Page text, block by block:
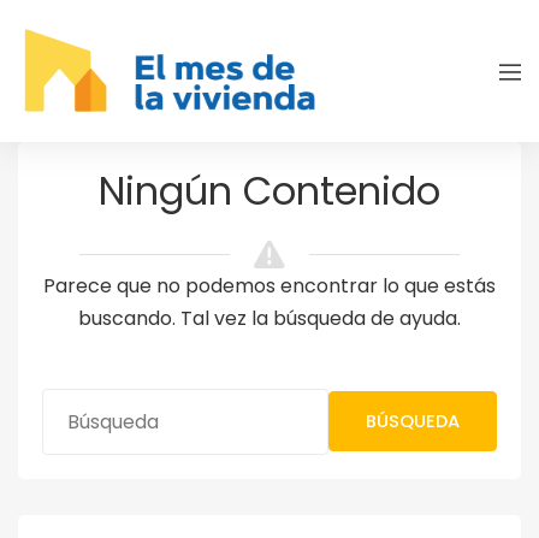
Ningún Contenido
Parece que no podemos encontrar lo que estás
buscando. Tal vez la búsqueda de ayuda.
BÚSQUEDA